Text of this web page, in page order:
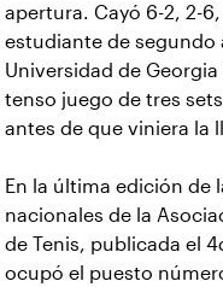
apertura. Cayó 6-2, 2-6,
estudiante de segundo
Universidad de
tenso juego de tres
antes de que viniera la
En la última edición de
nacionales de la
de Tenis, publicada el
ocupó el puesto